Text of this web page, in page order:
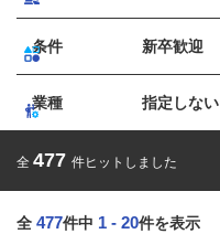
条件 新卒歓迎
業種 指定しない
全 477 件ヒットしました
全 477件中 1 - 20件を表示